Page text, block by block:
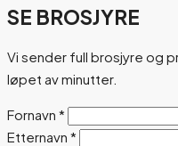
SE BROSJYRE
Vi sender full brosjyre og
løpet av minutter.
Fornavn *
Etternavn *